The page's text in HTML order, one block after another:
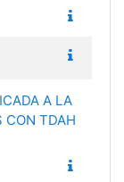
A LA
CON TDAH